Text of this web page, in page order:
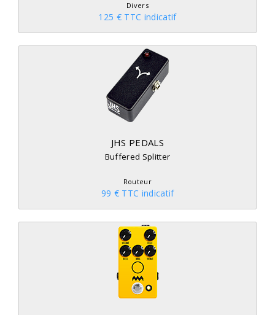
Divers
125 € TTC indicatif
JHS PEDALS
Buffered Splitter
Routeur
99 € TTC indicatif